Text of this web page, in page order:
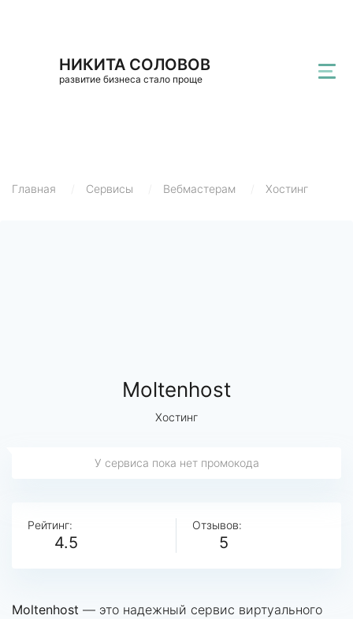
НИКИТА СОЛОВОВ
развитие бизнеса стало проще
Главная Сервисы Вебмастерам Хостинг
Moltenhost
Хостинг
У сервиса пока нет промокода
Рейтинг:
4.5
Отзывов:
5
Moltenhost — это надежный сервис виртуального